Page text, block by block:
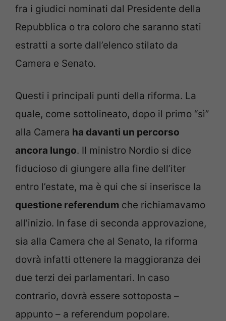
fra i giudici nominati dal Presidente della
Repubblica o tra coloro che saranno stati
estratti a sorte dall’elenco stilato da
Camera e Senato.
Questi i principali punti della riforma. La
quale, come sottolineato, dopo il primo “sì”
alla Camera ha davanti un percorso
ancora lungo. Il ministro Nordio si dice
fiducioso di giungere alla fine dell’iter
entro l’estate, ma è qui che si inserisce la
questione referendum che richiamavamo
all’inizio. In fase di seconda approvazione,
sia alla Camera che al Senato, la riforma
dovrà infatti ottenere la maggioranza dei
due terzi dei parlamentari. In caso
contrario, dovrà essere sottoposta –
appunto – a referendum popolare.